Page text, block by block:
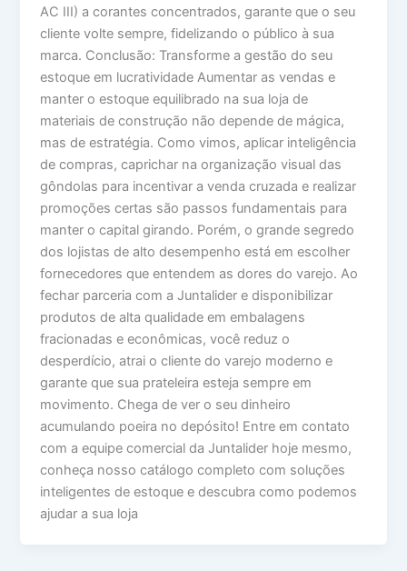
AC III) a corantes concentrados, garante que o seu
cliente volte sempre, fidelizando o público à sua
marca. Conclusão: Transforme a gestão do seu
estoque em lucratividade Aumentar as vendas e
manter o estoque equilibrado na sua loja de
materiais de construção não depende de mágica,
mas de estratégia. Como vimos, aplicar inteligência
de compras, caprichar na organização visual das
gôndolas para incentivar a venda cruzada e realizar
promoções certas são passos fundamentais para
manter o capital girando. Porém, o grande segredo
dos lojistas de alto desempenho está em escolher
fornecedores que entendem as dores do varejo. Ao
fechar parceria com a Juntalider e disponibilizar
produtos de alta qualidade em embalagens
fracionadas e econômicas, você reduz o
desperdício, atrai o cliente do varejo moderno e
garante que sua prateleira esteja sempre em
movimento. Chega de ver o seu dinheiro
acumulando poeira no depósito! Entre em contato
com a equipe comercial da Juntalider hoje mesmo,
conheça nosso catálogo completo com soluções
inteligentes de estoque e descubra como podemos
ajudar a sua loja